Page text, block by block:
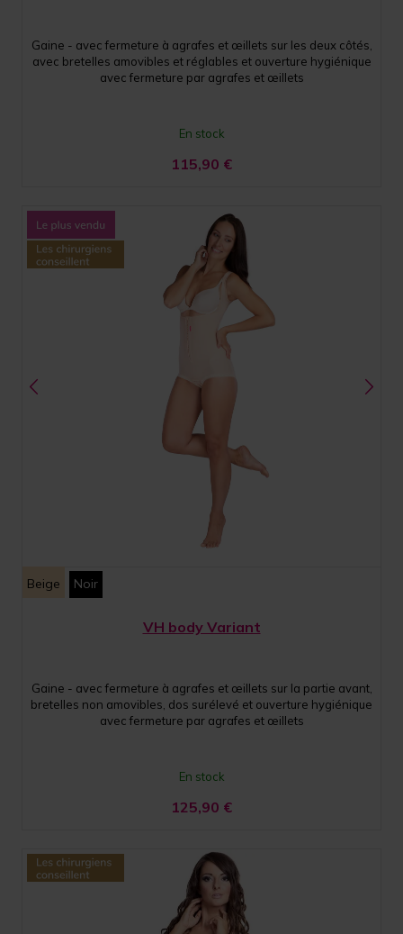
Gaine - avec fermeture à agrafes et œillets sur les deux côtés,
avec bretelles amovibles et réglables et ouverture hygiénique
avec fermeture par agrafes et œillets
En stock
115,90 €
Beige Noir
VH body Variant
Gaine - avec fermeture à agrafes et œillets sur la partie avant,
bretelles non amovibles, dos surélevé et ouverture hygiénique
avec fermeture par agrafes et œillets
En stock
125,90 €